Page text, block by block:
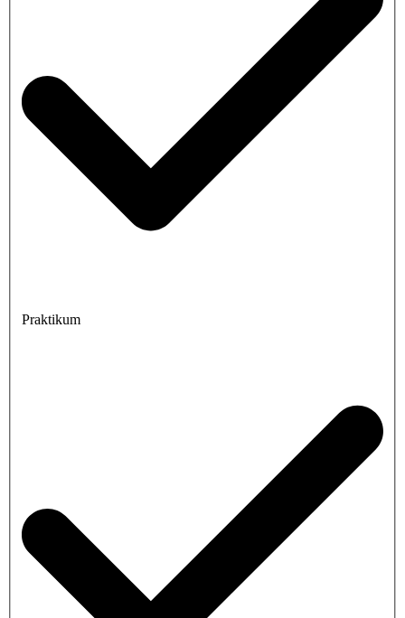
Praktikum